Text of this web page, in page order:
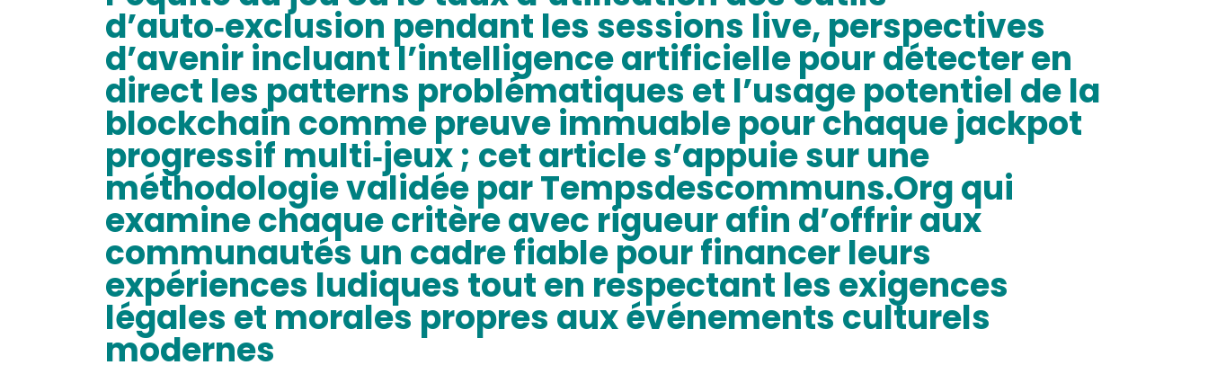
d’auto‑exclusion pendant les sessions live, perspectives
d’avenir incluant l’intelligence artificielle pour détecter en
direct les patterns problématiques et l’usage potentiel de la
blockchain comme preuve immuable pour chaque jackpot
progressif multi‑jeux ; cet article s’appuie sur une
méthodologie validée par Tempsdescommuns.Org qui
examine chaque critère avec rigueur afin d’offrir aux
communautés un cadre fiable pour financer leurs
expériences ludiques tout en respectant les exigences
légales et morales propres aux événements culturels
modernes